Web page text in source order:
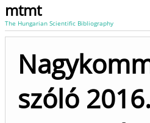
mtmt
The Hungarian Scientific Bibliography
szóló